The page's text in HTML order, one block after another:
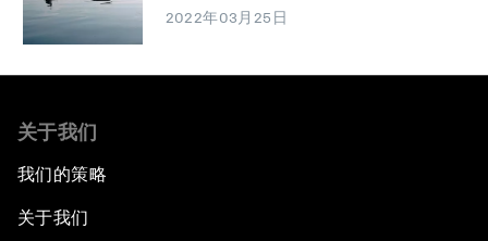
2022年03月25日
关于我们
我们的策略
关于我们